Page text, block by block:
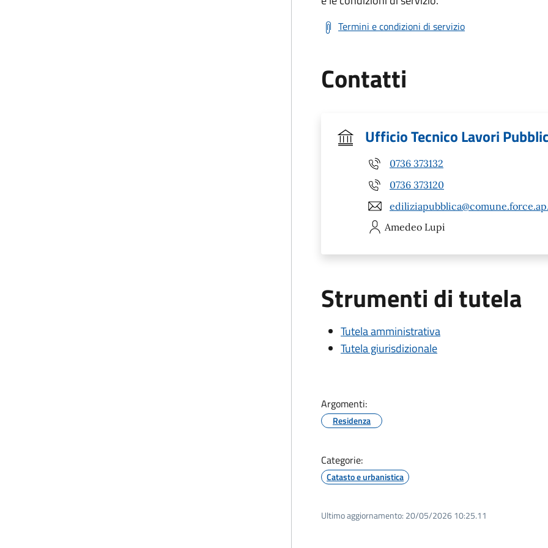
Termini e condizioni di servizio
Contatti
Ufficio Tecnico Lavori
0736 373132
0736 373120
Amedeo Lupi
Strumenti di tutela
Tutela amministrativa
Tutela giurisdizionale
Argomenti:
Residenza
Categorie:
Catasto e urbanistica
Ultimo aggiornamento: 20/05/2026 10:25.11